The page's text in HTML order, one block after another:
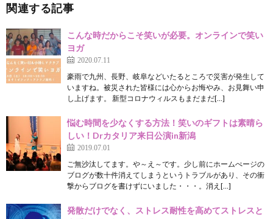
関連する記事
こんな時だからこそ笑いが必要。オンラインで笑い
ヨガ
2020.07.11
豪雨で九州、長野、岐阜などいたるところで災害が発生して
いますね。被災された皆様には心からお悔やみ、お見舞い申
し上げます。 新型コロナウィルスもまだまだ[…]
悩む時間を少なくする方法！笑いのギフトは素晴ら
しい！Drカタリア来日公演in新潟
2019.07.01
ご無沙汰してます。や～え～です。少し前にホームぺージの
ブログが数十件消えてしまうというトラブルがあり、その衝
撃からブログを書けずにいました・・・。消え[…]
発散だけでなく、ストレス耐性を高めてストレスと